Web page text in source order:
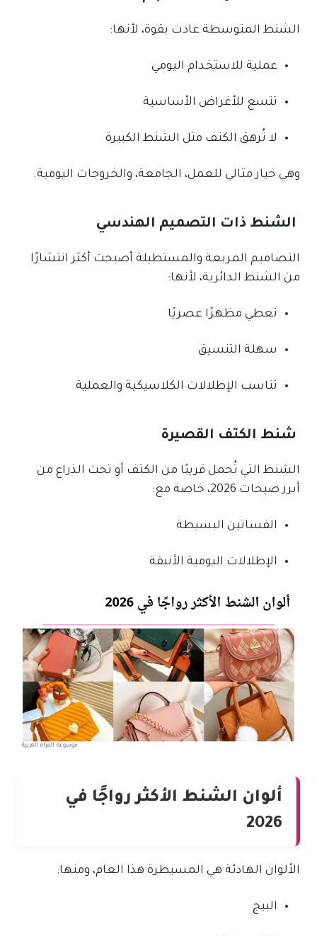
الشنط المتوسطة عادت بقوة، لأنها:
عملية للاستخدام اليومي
تتسع للأغراض الأساسية
لا تُرهق الكتف مثل الشنط الكبيرة
وهي خيار مثالي للعمل، الجامعة، والخروجات اليومية.
الشنط ذات التصميم الهندسي
التصاميم المربعة والمستطيلة أصبحت أكثر انتشارًا
من الشنط الدائرية، لأنها:
تعطي مظهرًا عصريًا
سهلة التنسيق
تناسب الإطلالات الكلاسيكية والعملية
شنط الكتف القصيرة
الشنط التي تُحمل قريبًا من الكتف أو تحت الذراع من
أبرز صيحات 2026، خاصة مع:
الفساتين البسيطة
الإطلالات اليومية الأنيقة
ألوان الشنط الأكثر رواجًا في
2026
الألوان الهادئة هي المسيطرة هذا العام، ومنها:
البيج